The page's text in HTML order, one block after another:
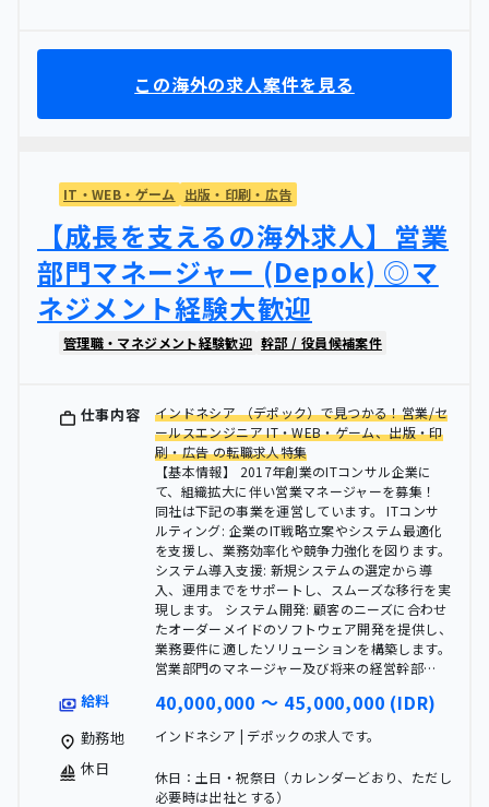
この海外の求人案件を見る
IT・WEB・ゲーム 出版・印刷・広告
【成長を支えるの海外求人】営業
部門マネージャー (Depok) ◎マ
ネジメント経験大歓迎
管理職・マネジメント経験歓迎 幹部 / 役員候補案件
仕事内容
インドネシア （デポック）で見つかる！営業/セ
ールスエンジニア IT・WEB・ゲーム、出版・印
刷・広告 の転職求人特集
【基本情報】 2017年創業のITコンサル企業に
て、組織拡大に伴い営業マネージャーを募集！
同社は下記の事業を運営しています。 ITコンサ
ルティング: 企業のIT戦略立案やシステム最適化
を支援し、業務効率化や競争力強化を図ります。
システム導入支援: 新規システムの選定から導
入、運用までをサポートし、スムーズな移行を実
現します。 システム開発: 顧客のニーズに合わせ
たオーダーメイドのソフトウェア開発を提供し、
業務要件に適したソリューションを構築します。
営業部門のマネージャー及び将来の経営幹部…
給料 40,000,000 〜 45,000,000 (IDR)
勤務地 インドネシア | デポックの求人です。
休日
休日：土日・祝祭日（カレンダーどおり、ただし
必要時は出社とする）